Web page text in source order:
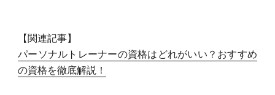
【関連記事】
パーソナルトレーナーの資格はどれがいい？おすすめ
の資格を徹底解説！